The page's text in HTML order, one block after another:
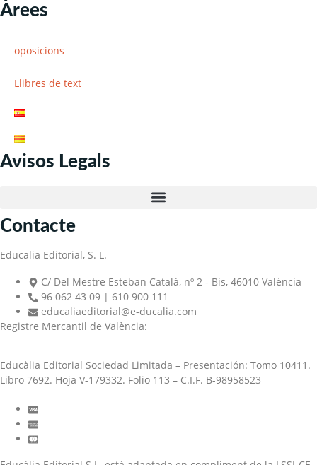
Àrees
oposicions
Llibres de text
Avisos Legals
Contacte
Educalia Editorial, S. L.
C/ Del Mestre Esteban Catalá, nº 2 - Bis, 46010 València
96 062 43 09 | 610 900 111
educaliaeditorial@e-ducalia.com
Registre Mercantil de València:
Educàlia Editorial Sociedad Limitada – Presentación: Tomo 10411.
Libro 7692. Hoja V-179332. Folio 113 – C.I.F. B-98958523